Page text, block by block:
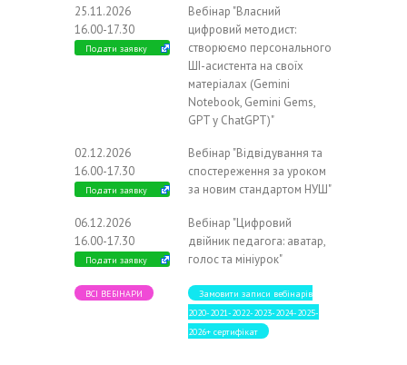
25.11.2026
16.00-17.30
Подати заявку
Вебінар "Власний
цифровий методист:
створюємо персонального
ШІ-асистента на своїх
матеріалах (Gemini
Notebook, Gemini Gems,
GPT у ChatGPT)"
02.12.2026
16.00-17.30
Подати заявку
Вебінар "Відвідування та
спостереження за уроком
за новим стандартом НУШ"
06.12.2026
16.00-17.30
Подати заявку
Вебінар "Цифровий
двійник педагога: аватар,
голос та мініурок"
ВСІ ВЕБІНАРИ
Замовити записи вебінарів
2020-2021-2022-2023-2024-2025-
2026+ сертифікат